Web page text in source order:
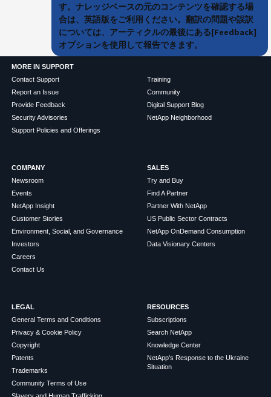
す。ナレッジベースの元のコンテンツを確認する場
合は、英語版をご利用ください。翻訳の問題や誤訳
については、アーティクルの最後にある[Feedback]
オプションを使用して報告できます。
MORE IN SUPPORT
Contact Support
Report an Issue
Provide Feedback
Security Advisories
Support Policies and Offerings
Training
Community
Digital Support Blog
NetApp Neighborhood
COMPANY
Newsroom
Events
NetApp Insight
Customer Stories
Environment, Social, and Governance
Investors
Careers
Contact Us
SALES
Try and Buy
Find A Partner
Partner With NetApp
US Public Sector Contracts
NetApp OnDemand Consumption
Data Visionary Centers
LEGAL
General Terms and Conditions
Privacy & Cookie Policy
Copyright
Patents
Trademarks
Community Terms of Use
RESOURCES
Subscriptions
Search NetApp
Knowledge Center
NetApp's Response to the Ukraine
Situation